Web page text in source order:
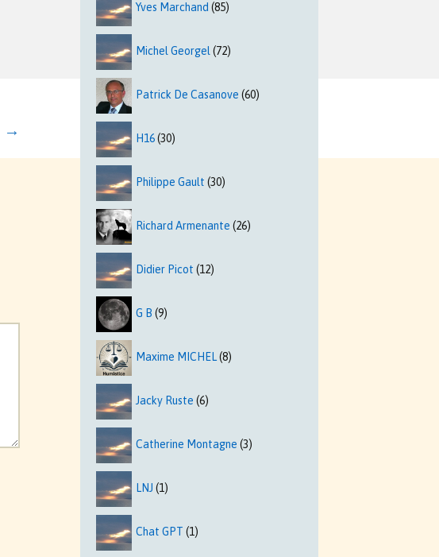
→
Yves Marchand (85)
Michel Georgel (72)
Patrick De Casanove (60)
H16(30)
Philippe Gault (30)
Richard Armenante (26)
Didier Picot (12)
G B (9)
Maxime MICHEL(8)
Jacky Ruste (6)
Catherine Montagne (3)
LNJ (1)
Chat GPT (1)